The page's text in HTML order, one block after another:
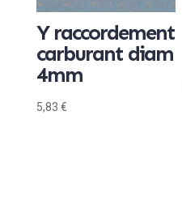
Y raccordement
carburant diam
4mm
5,83 €